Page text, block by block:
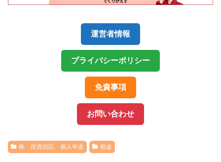
運営者情報
プライバシーポリシー
免責事項
お問い合わせ
株 投資信託 個人年金 税金